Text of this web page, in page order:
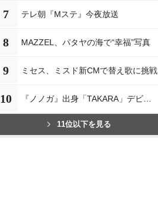
7 テレ朝『Mステ』今夜放送
8 MAZZEL、パタヤの海で“幸福”写真
9 ミセス、ミスド新CMで替え歌に挑戦
10
11位以下を見る